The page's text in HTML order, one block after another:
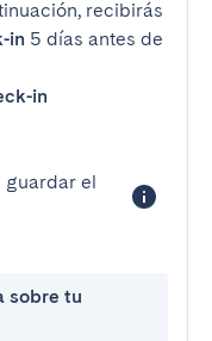
recibirás
in 5 días antes de
in
guardar el
sobre tu